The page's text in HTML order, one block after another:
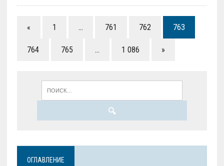
« 1 … 761 762 763
764 765 … 1 086 »
ОГЛАВЛЕНИЕ